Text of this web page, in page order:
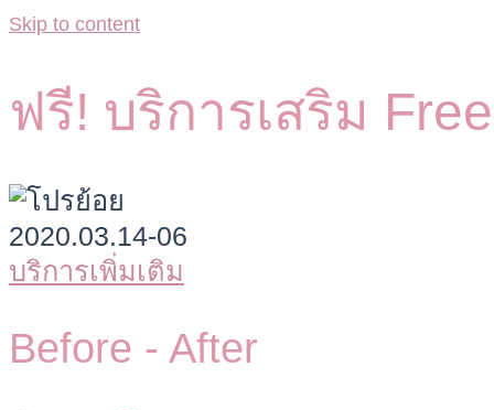
Skip to content
ฟรี! บริการเสริม
บริการเพิ่มเติม
Before - After